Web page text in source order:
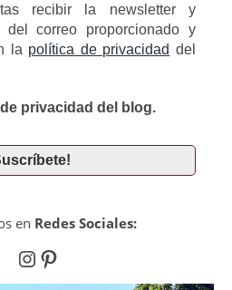
recibir la newsletter y
del correo proporcionado y
la política de privacidad del
privacidad del blog.
en Redes Sociales:
Instagram
Pinterest